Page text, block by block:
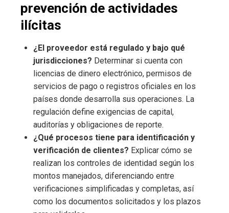
prevención de actividades
ilícitas
¿El proveedor está regulado y bajo qué
jurisdicciones? Determinar si cuenta con
licencias de dinero electrónico, permisos de
servicios de pago o registros oficiales en los
países donde desarrolla sus operaciones. La
regulación define exigencias de capital,
auditorías y obligaciones de reporte.
¿Qué procesos tiene para identificación y
verificación de clientes? Explicar cómo se
realizan los controles de identidad según los
montos manejados, diferenciando entre
verificaciones simplificadas y completas, así
como los documentos solicitados y los plazos